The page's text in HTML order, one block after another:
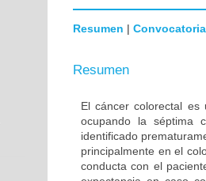
Resumen | Convocatoria
Resumen
El cáncer colorectal
ocupando la séptima
identificado
principalmente en el
conducta con el